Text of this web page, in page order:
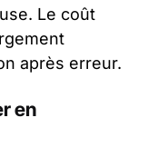
Le coût
après erreur.
en